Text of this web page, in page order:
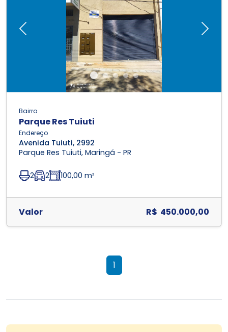
Previous Next
Bairro
Parque Res Tuiuti
Endereço
Avenida Tuiuti, 2992
Parque Res Tuiuti, Maringá - PR
2 2 100,00 m²
Valor R$ 450.000,00
1